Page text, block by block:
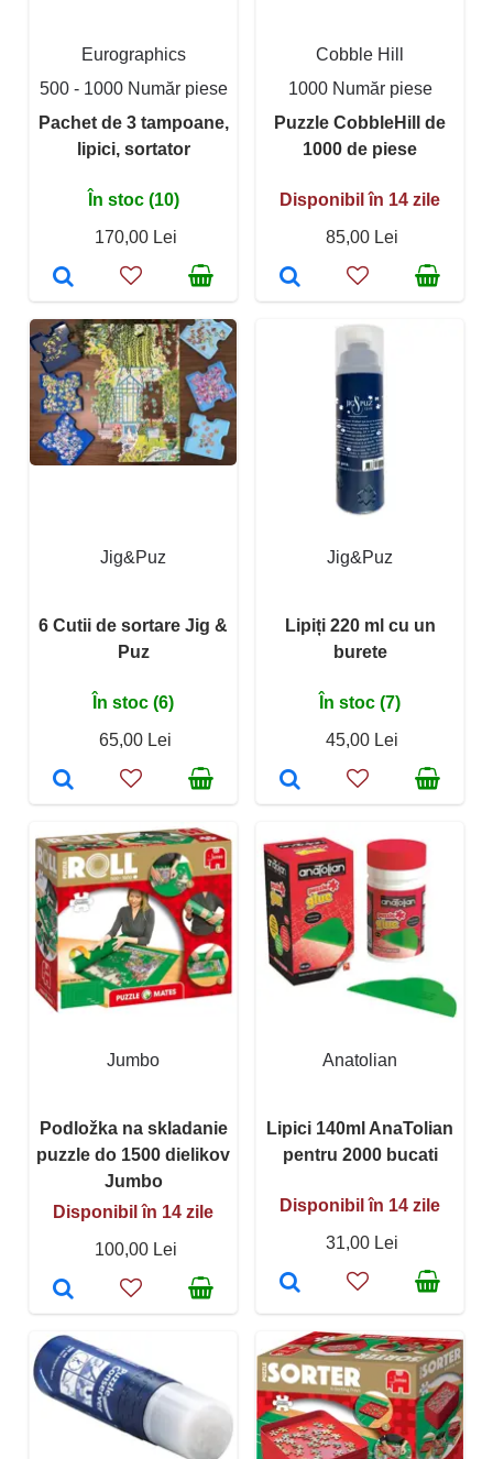
Eurographics
500 - 1000 Număr piese
Pachet de 3 tampoane,
lipici, sortator
În stoc (10)
170,00 Lei
Cobble Hill
1000 Număr piese
Puzzle CobbleHill de
1000 de piese
Disponibil în 14 zile
85,00 Lei
Jig&Puz
6 Cutii de sortare Jig &
Puz
În stoc (6)
65,00 Lei
Jig&Puz
Lipiți 220 ml cu un
burete
În stoc (7)
45,00 Lei
Jumbo
Podložka na skladanie
puzzle do 1500 dielikov
Jumbo
Disponibil în 14 zile
100,00 Lei
Anatolian
Lipici 140ml AnaTolian
pentru 2000 bucati
Disponibil în 14 zile
31,00 Lei